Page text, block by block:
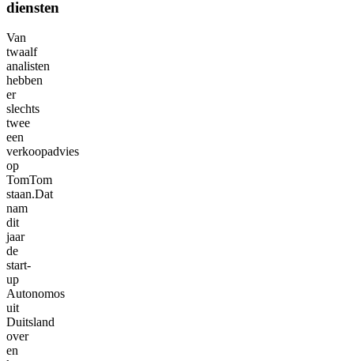
diensten
Van
twaalf
analisten
hebben
er
slechts
twee
een
verkoopadvies
op
TomTom
staan.Dat
nam
dit
jaar
de
start-
up
Autonomos
uit
Duitsland
over
en